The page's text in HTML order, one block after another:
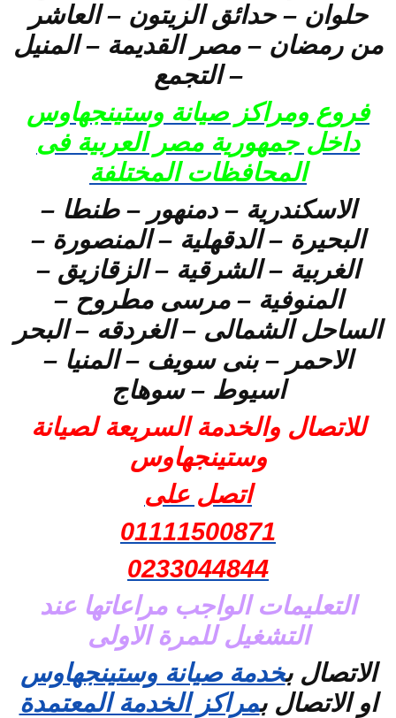
حلوان – حدائق الزيتون – العاشر
من رمضان – مصر القديمة – المنيل
– التجمع
فروع ومراكز صيانة وستينجهاوس
داخل جمهورية مصر العربية فى
المحافظات المختلفة
الاسكندرية – دمنهور – طنطا –
البحيرة – الدقهلية – المنصورة –
الغربية – الشرقية – الزقازيق –
المنوفية – مرسى مطروح –
الساحل الشمالى – الغردقه – البحر
الاحمر – بنى سويف – المنيا –
اسيوط – سوهاج
للاتصال والخدمة السريعة لصيانة
وستينجهاوس
اتصل على
01111500871
0233044844
التعليمات الواجب مراعاتها عند
التشغيل للمرة الاولى
الاتصال بخدمة صيانة وستينجهاوس
او الاتصال بمراكز الخدمة المعتمدة